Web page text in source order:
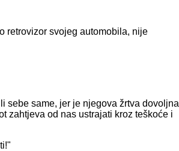
retrovizor svojeg automobila, nije
sebe same, jer je njegova žrtva dovoljna
zahtjeva od nas ustrajati kroz teškoće i